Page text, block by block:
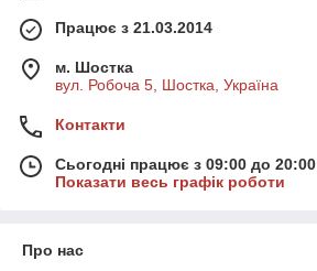
Працює з 21.03.2014
м. Шостка
вул. Робоча 5, Шостка, Україна
Контакти
Сьогодні працює з 09:00 до 20:00
Показати весь графік роботи
Про нас